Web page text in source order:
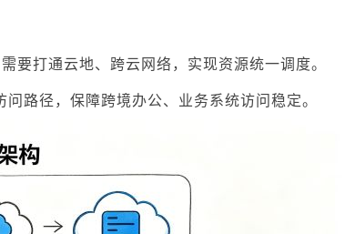
要打通云地、跨云网络，实现资源统一调度。
路径，保障跨境办公、业务系统访问稳定。